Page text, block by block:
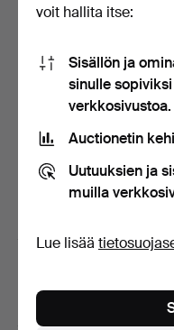
Alustalla.
1.5 Takuut
Auctionet ei voi taata
turvallista pääsyä
riippumattomat syyt.
"nykyisessä
vikoineen". Auctionet
Alustasta ja/tai
myöskään myönnä
julkilausumattomia
voit hallita itse:
Sisällön ja
sinulle
verkkosivustoa.
Auctionetin
Uutuuksien ja
muilla
Lue lisää